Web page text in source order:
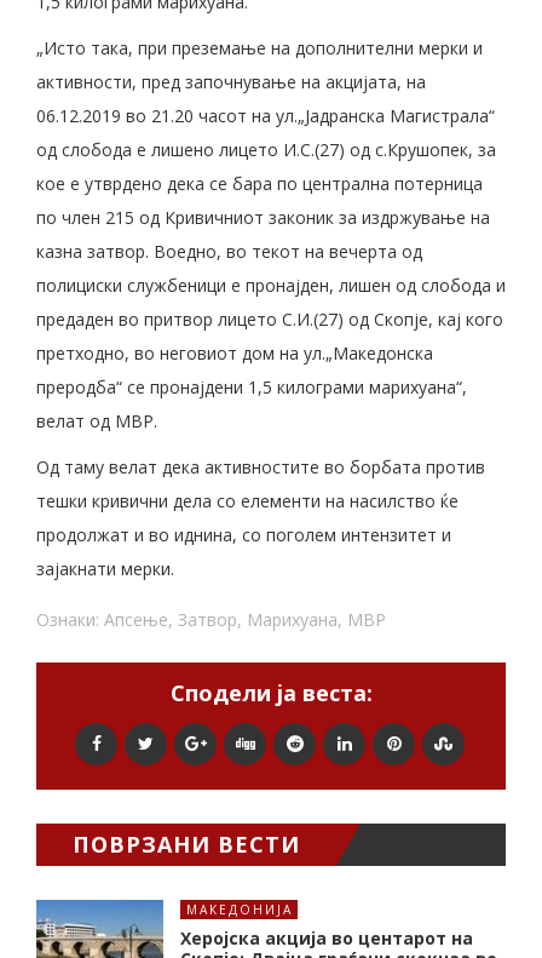
„Исто така, при преземање на дополнителни мерки и
активности, пред започнување на акцијата, на
06.12.2019 во 21.20 часот на ул.„Јадранска Магистрала“
од слобода е лишено лицето И.С.(27) од с.Крушопек, за
кое е утврдено дека се бара по централна потерница
по член 215 од Кривичниот законик за издржување на
казна затвор. Воедно, во текот на вечерта од
полициски службеници е пронајден, лишен од слобода и
предаден во притвор лицето С.И.(27) од Скопје, кај кого
претходно, во неговиот дом на ул.„Македонска
преродба“ се пронајдени 1,5 килограми марихуана“,
велат од МВР.
Од таму велат дека активностите во борбата против
тешки кривични дела со елементи на насилство ќе
продолжат и во иднина, со поголем интензитет и
зајакнати мерки.
Ознаки: Апсење, Затвор, Марихуана, МВР
Сподели ја веста:
ПОВРЗАНИ ВЕСТИ
МАКЕДОНИЈА
Херојска акција во центарот на